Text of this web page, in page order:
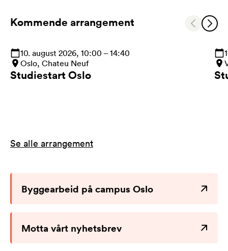
Kommende arrangement
10. august 2026, 10:00 – 14:40
Oslo, Chateu Neuf
Studiestart Oslo
Se alle arrangement
Byggearbeid på campus Oslo
Motta vårt nyhetsbrev